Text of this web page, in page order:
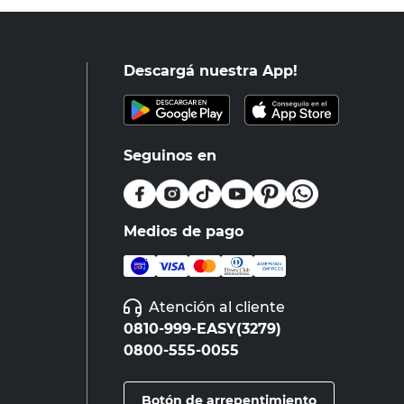
Descargá nuestra App!
Seguinos en
Medios de pago
Atención al cliente
0810-999-EASY(3279)
0800-555-0055
Botón de arrepentimiento